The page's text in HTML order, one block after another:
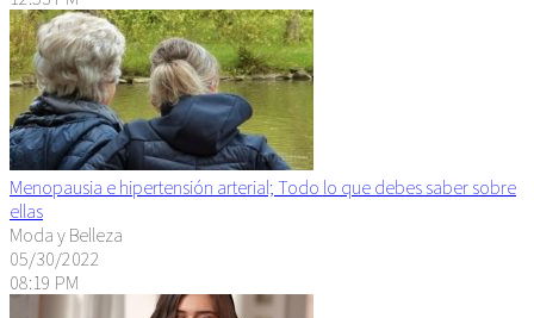
Menopausia e hipertensión arterial; Todo lo que debes saber sobre
ellas
Moda y Belleza
05/30/2022
08:19 PM